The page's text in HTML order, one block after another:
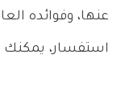
عنها، وفوائده
استفسار، يمكنك